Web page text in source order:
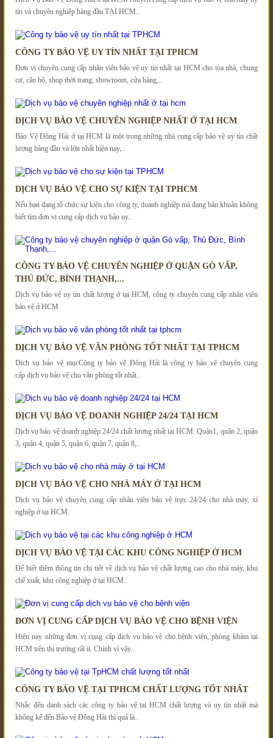
tín và chuyên nghiệp hàng đầu TẠI HCM..
CÔNG TY BẢO VỆ UY TÍN NHẤT TẠI TPHCM
Đơn vị chuyên cung cấp nhân viên bảo vệ uy tín nhất tại HCM cho tòa nhà, chung
cư, căn hộ, shop thời trang, showroom, cửa hàng,..
DỊCH VỤ BẢO VỆ CHUYÊN NGHIỆP NHẤT Ở TẠI HCM
Bảo Vệ Đông Hải ở tại HCM là một trong những nhà cung cấp bảo vệ uy tín chất
lượng hàng đầu và lớn nhất hiện nay,..
DỊCH VỤ BẢO VỆ CHO SỰ KIỆN TẠI TPHCM
Nếu bạn đang tổ chức sự kiện cho công ty, doanh nghiệp mà đang bân khuân không
biết tìm đơn vị cung cấp dịch vụ bảo uy..
CÔNG TY BẢO VỆ CHUYÊN NGHIỆP Ở QUẬN GÒ VẤP,
THỦ ĐỨC, BÌNH THẠNH,...
Dịch vụ bảo vệ uy tín chất lượng ở tại HCM, công ty chuyên cung cấp nhân viên
bảo vệ ở HCM
DỊCH VỤ BẢO VỆ VĂN PHÒNG TỐT NHẤT TẠI TPHCM
Dịch vụ bảo vệ mụcCông ty bảo vệ Đông Hải là công ty bảo vệ chuyên cung
cấp dịch vụ bảo vệ cho văn phòng tốt nhất..
DỊCH VỤ BẢO VỆ DOANH NGHIỆP 24/24 TẠI HCM
Dịch vụ bảo vệ doanh nghiệp 24/24 chất lượng nhất tại HCM: Quận1, quận 2, quận
3, quận 4, quận 5, quận 6, quận 7, quận 8,..
DỊCH VỤ BẢO VỆ CHO NHÀ MÁY Ở TẠI HCM
Dịch vụ bảo vệ chuyên cung cấp nhân viên bảo vệ trực 24/24 cho nhà máy, xí
nghiệp ở tại HCM.
DỊCH VỤ BẢO VỆ TẠI CÁC KHU CÔNG NGHIỆP Ở HCM
Để biết thêm thông tin chi tiết về dịch vụ bảo vệ chất lượng cao cho nhà máy, khu
chế xuất, khu công nghiệp ở tại HCM..
ĐƠN VỊ CUNG CẤP DỊCH VỤ BẢO VỆ CHO BỆNH VIỆN
Hiện nay những đơn vị cung cấp dịch vụ bảo vệ cho bệnh viện, phòng khám tại
HCM trên thị trường rất ít. Chính vì vậy..
CÔNG TY BẢO VỆ TẠI TPHCM CHẤT LƯỢNG TỐT NHẤT
Nhắc đến danh sách các công ty bảo vệ tai HCM chất lượng và uy tín nhất mà
không kể đến Bảo vệ Đông Hải thì quả là..